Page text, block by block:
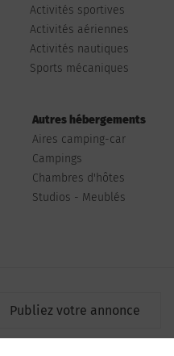
Activités sportives
Activités aériennes
Activités nautiques
Sports mécaniques
Autres hébergements
Aires camping-car
Campings
Chambres d'hôtes
Studios - Meublés
Publiez votre annonce